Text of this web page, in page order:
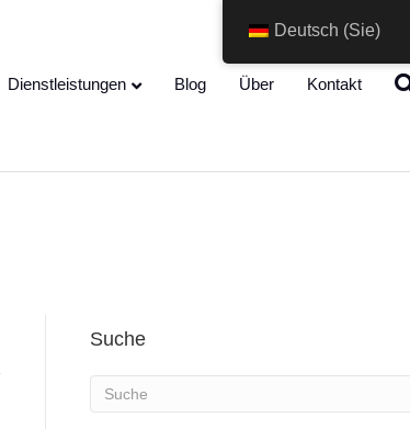
Dienstleistungen Blog Über Kontakt
Suche
Deutsch (Sie)